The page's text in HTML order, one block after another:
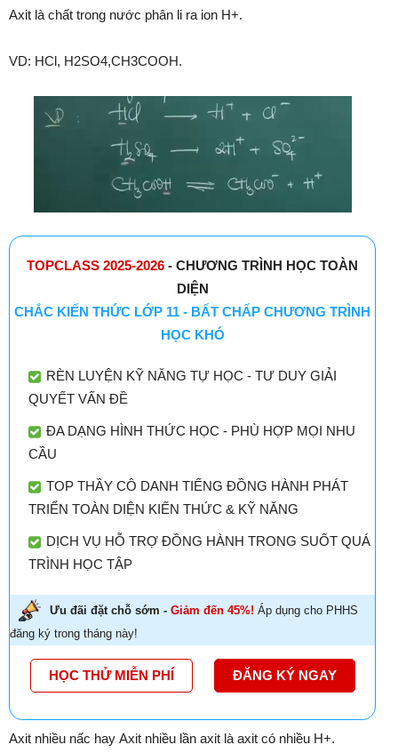
Axit là chất trong nước phân li ra ion H+.
VD: HCl, H2SO4,CH3COOH.
TOPCLASS 2025-2026 - CHƯƠNG TRÌNH HỌC TOÀN
DIỆN
CHẮC KIẾN THỨC LỚP 11 - BẤT CHẤP CHƯƠNG TRÌNH
HỌC KHÓ
RÈN LUYỆN KỸ NĂNG TỰ HỌC - TƯ DUY GIẢI
QUYẾT VẤN ĐỀ
ĐA DẠNG HÌNH THỨC HỌC - PHÙ HỢP MỌI NHU
CẦU
TOP THẦY CÔ DANH TIẾNG ĐỒNG HÀNH PHÁT
TRIỂN TOÀN DIỆN KIẾN THỨC & KỸ NĂNG
DỊCH VỤ HỖ TRỢ ĐỒNG HÀNH TRONG SUỐT QUÁ
TRÌNH HỌC TẬP
Ưu đãi đặt chỗ sớm - Giảm đến 45%! Áp dụng cho PHHS
đăng ký trong tháng này!
HỌC THỬ MIỄN PHÍ ĐĂNG KÝ NGAY
Axit nhiều nấc hay Axit nhiều lần axit là axit có nhiều H+.